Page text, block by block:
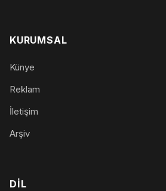
KURUMSAL
Künye
Reklam
İletişim
Arşiv
DIL